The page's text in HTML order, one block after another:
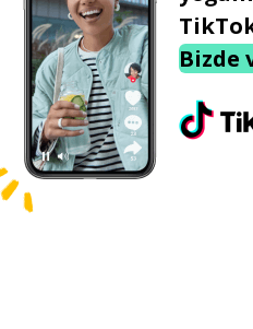
Bizde